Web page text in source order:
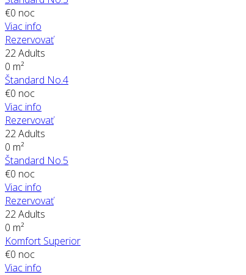
€0 noc
Viac info
Rezervovať
22 Adults
0 m²
Štandard No.4
€0 noc
Viac info
Rezervovať
22 Adults
0 m²
Štandard No.5
€0 noc
Viac info
Rezervovať
22 Adults
0 m²
Komfort Superior
€0 noc
Viac info